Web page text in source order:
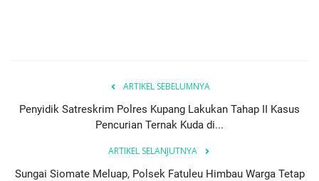
ARTIKEL SEBELUMNYA
Penyidik Satreskrim Polres Kupang Lakukan Tahap II Kasus
Pencurian Ternak Kuda di...
ARTIKEL SELANJUTNYA
Sungai Siomate Meluap, Polsek Fatuleu Himbau Warga Tetap